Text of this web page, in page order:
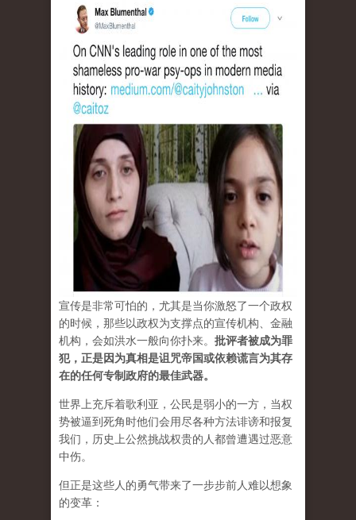
宣传是非常可怕的，尤其是当你激怒了一个政权
的时候，那些以政权为支撑点的宣传机构、金融
机构，会如洪水一般向你扑来。 批评者被成为罪
犯，正是因为真相是诅咒帝国或依赖谎言为其存
在的任何专制政府的最佳武器。
世界上充斥着歌利亚，公民是弱小的一方，当权
势被逼到死角时他们会用尽各种方法诽谤和报复
我们，历史上公然挑战权贵的人都曾遭遇过恶意
中伤。
但正是这些人的勇气带来了一步步前人难以想象
的变革：